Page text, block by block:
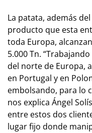
La patata, además
producto que esta
toda Europa,
5.000 Tn.
del norte de Europa,
en Portugal y en
embolsando, para lo
nos explica Ángel
entre estos dos
lugar fijo donde